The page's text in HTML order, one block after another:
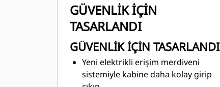
GÜVENLİK İÇİN
TASARLANDI
GÜVENLİK İÇİN TASARLANDI
Yeni elektrikli erişim merdiveni
sistemiyle kabine daha kolay girip